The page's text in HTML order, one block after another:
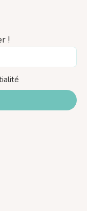
!